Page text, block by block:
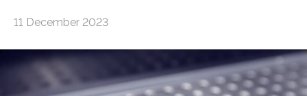
11 December 2023